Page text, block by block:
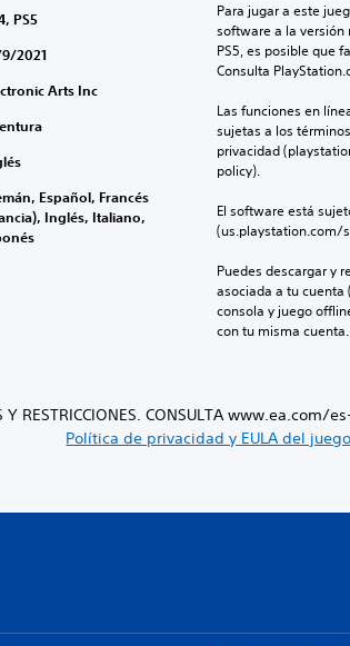
PS5
2021
Arts Inc
Español, Francés
Inglés, Italiano,
Para jugar a este
software a la versión
PS5, es posible que
Consulta
Las funciones en
sujetas a los
privacidad
policy).
El software está
(us.playstation.com/
Puedes descargar y
asociada a tu cuenta
consola y juego
con tu misma cuenta.
Y RESTRICCIONES. CONSULTA www.ea.com/
Política de privacidad y EULA del juego